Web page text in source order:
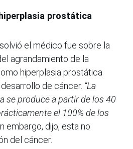
prostática
el médico fue sobre la
agrandamiento de la
hiperplasia prostática
de cáncer. “La
se produce a partir de los 40
el 100% de los
embargo, dijo, esta no
del cáncer.